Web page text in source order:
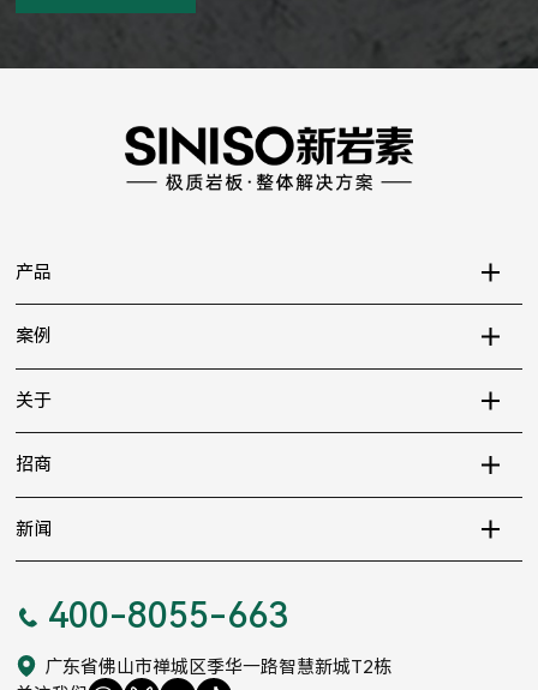
产品
案例
关于
招商
新闻
400-8055-663
广东省佛山市禅城区季华一路智慧新城T2栋